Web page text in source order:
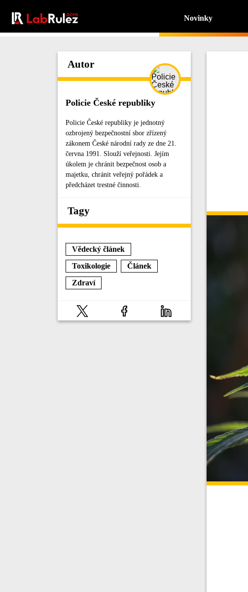
Novinky
Autor
Policie České republiky
Policie České republiky je jednotný
ozbrojený bezpečnostní sbor zřízený
zákonem České národní rady ze dne 21.
června 1991. Slouží veřejnosti. Jejím
úkolem je chránit bezpečnost osob a
majetku, chránit veřejný pořádek a
předcházet trestné činnosti.
Tagy
Vědecký článek
Toxikologie
Článek
Zdraví